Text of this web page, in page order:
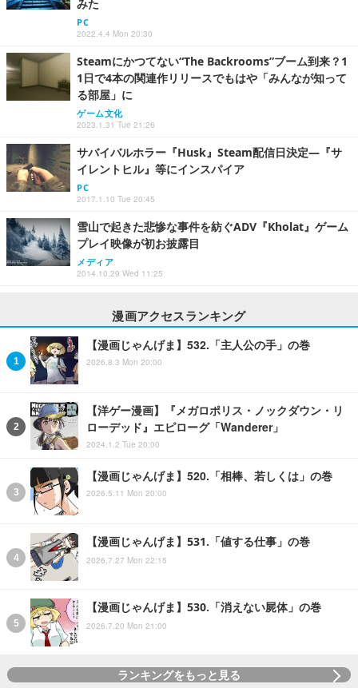
みた
PC
2022.4.4 Mon 20:30
Steamにかつてない“The Backrooms”ブーム到来？1
1日で4本の関連作リリースでもはや「みんなが知って
る部屋」に
ゲーム文化
2023.1.31 Tue 21:26
サバイバルホラー『Husk』Steam配信日決定―『サ
イレントヒル』等にインスパイア
PC
2017.1.10 Tue 20:45
雪山で起きた悲惨な事件を紡ぐADV『Kholat』ゲーム
プレイ映像が初お披露目
メディア
2014.10.29 Wed 11:25
漫画アクセスランキング
【漫画じゃんげま】532.「主人公の手」の巻
2026.8.3 Mon 20:00
【洋ゲー漫画】『メガロポリス・ノックダウン・リ
ローデッド』エピローグ「Wanderer」
2024.1.2 Tue 20:00
【漫画じゃんげま】520.「相棒、若しくは」の巻
2026.5.11 Mon 20:00
【漫画じゃんげま】531.「値する仕事」の巻
2026.7.27 Mon 22:15
【漫画じゃんげま】530.「消えない屍体」の巻
2026.7.20 Mon 21:00
ランキングをもっと見る